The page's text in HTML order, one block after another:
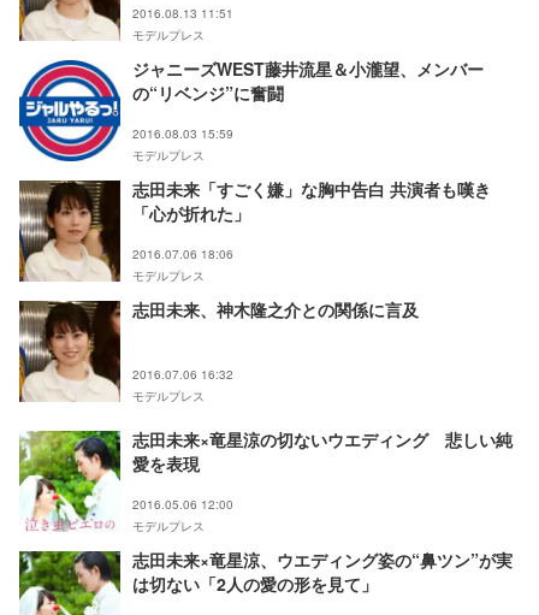
2016.08.13 11:51
モデルプレス
ジャニーズWEST藤井流星＆小瀧望、メンバー
の“リベンジ”に奮闘
2016.08.03 15:59
モデルプレス
志田未来「すごく嫌」な胸中告白 共演者も嘆き
「心が折れた」
2016.07.06 18:06
モデルプレス
志田未来、神木隆之介との関係に言及
2016.07.06 16:32
モデルプレス
志田未来×竜星涼の切ないウエディング 悲しい純
愛を表現
2016.05.06 12:00
モデルプレス
志田未来×竜星涼、ウエディング姿の“鼻ツン”が実
は切ない「2人の愛の形を見て」